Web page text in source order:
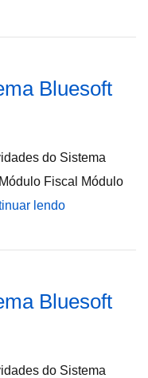
Bluesoft
do Sistema
Fiscal Módulo
lendo
Bluesoft
do Sistema